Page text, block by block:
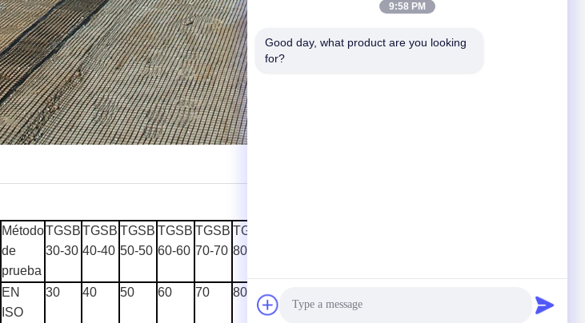
Método
de
prueba
TGSB
30-30
TGSB
40-40
TGSB
50-50
TGSB
60-60
TGSB
70-70
TGSB
80-80
EN
ISO
30 40 50 60 70 80 90
9:58 PM
Good day, what product are you looking
for?